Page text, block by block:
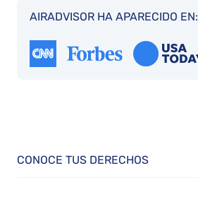
AIRADVISOR HA APARECIDO EN:
CONOCE TUS DERECHOS